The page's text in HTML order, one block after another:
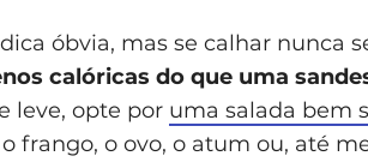
óbvia, mas se calhar nunca
calóricas do que uma
leve, opte por uma salada bem
frango, o ovo, o atum ou, até